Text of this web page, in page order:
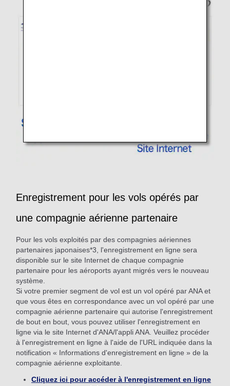
Enregistrement pour les vols opérés par
une compagnie aérienne partenaire
Pour les vols exploités par des compagnies aériennes
partenaires japonaises*3, l'enregistrement en ligne sera
disponible sur le site Internet de chaque compagnie
partenaire pour les aéroports ayant migrés vers le nouveau
système.
Si votre premier segment de vol est un vol opéré par ANA et
que vous êtes en correspondance avec un vol opéré par une
compagnie aérienne partenaire qui autorise l'enregistrement
de bout en bout, vous pouvez utiliser l'enregistrement en
ligne via le site Internet d'ANA/l'appli ANA. Veuillez procéder
à l'enregistrement en ligne à l'aide de l'URL indiquée dans la
notification « Informations d'enregistrement en ligne » de la
compagnie aérienne exploitante.
Cliquez ici pour accéder à l'enregistrement en ligne